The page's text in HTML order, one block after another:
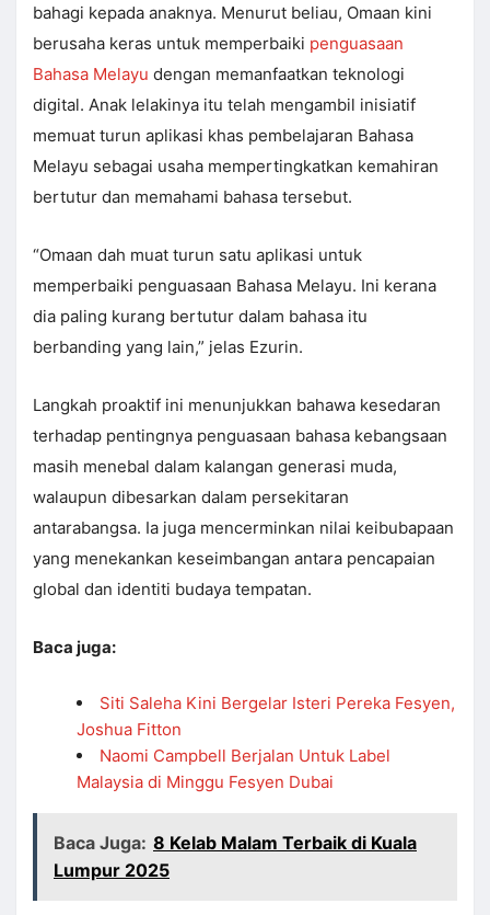
bahagi kepada anaknya. Menurut beliau, Omaan kini
berusaha keras untuk memperbaiki penguasaan
Bahasa Melayu dengan memanfaatkan teknologi
digital. Anak lelakinya itu telah mengambil inisiatif
memuat turun aplikasi khas pembelajaran Bahasa
Melayu sebagai usaha mempertingkatkan kemahiran
bertutur dan memahami bahasa tersebut.
“Omaan dah muat turun satu aplikasi untuk
memperbaiki penguasaan Bahasa Melayu. Ini kerana
dia paling kurang bertutur dalam bahasa itu
berbanding yang lain,” jelas Ezurin.
Langkah proaktif ini menunjukkan bahawa kesedaran
terhadap pentingnya penguasaan bahasa kebangsaan
masih menebal dalam kalangan generasi muda,
walaupun dibesarkan dalam persekitaran
antarabangsa. Ia juga mencerminkan nilai keibubapaan
yang menekankan keseimbangan antara pencapaian
global dan identiti budaya tempatan.
Baca juga:
Siti Saleha Kini Bergelar Isteri Pereka Fesyen,
Joshua Fitton
Naomi Campbell Berjalan Untuk Label
Malaysia di Minggu Fesyen Dubai
Baca Juga: 8 Kelab Malam Terbaik di Kuala
Lumpur 2025